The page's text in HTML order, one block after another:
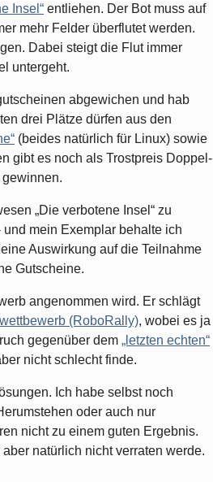
Insel“ entliehen. Der Bot muss auf
mehr Felder überflutet werden.
Dabei steigt die Flut immer
untergeht.
abgewichen und hab
drei Plätze dürfen aus den
(beides natürlich für Linux) sowie
gibt es noch als Trostpreis Doppel-
gewinnen.
„Die verbotene Insel“ zu
mein Exemplar behalte ich
Auswirkung auf die Teilnahme
Gutscheine.
angenommen wird. Er schlägt
(RoboRally), wobei es ja
gegenüber dem „letzten echten“
nicht schlecht finde.
Ich habe selbst noch
oder auch nur
nicht zu einem guten Ergebnis.
natürlich nicht verraten werde.